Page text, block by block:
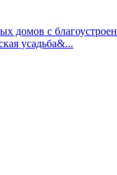
домов с
усадьба&...